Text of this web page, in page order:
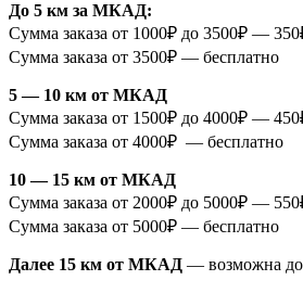
До 5 км за МКАД:
Сумма заказа от 1000₽ до 3500₽ —
Сумма заказа от 3500₽ — бесплатно
5 — 10 км от МКАД
Сумма заказа от 1500₽ до 4000₽ —
Сумма заказа от 4000₽ — бесплатно
10 — 15 км от МКАД
Сумма заказа от 2000₽ до 5000₽ —
Сумма заказа от 5000₽ — бесплатно
Далее 15 км от МКАД — возможна